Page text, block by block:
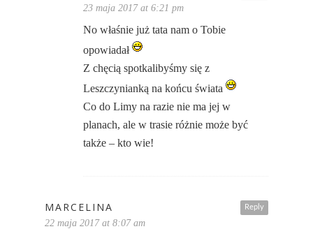
23 maja 2017 at 6:21 pm
No właśnie już tata nam o Tobie
opowiadał
Z chęcią spotkalibyśmy się z
Leszczynianką na końcu świata
Co do Limy na razie nie ma jej w
planach, ale w trasie różnie może być
także – kto wie!
Reply
MARCELINA
22 maja 2017 at 8:07 am